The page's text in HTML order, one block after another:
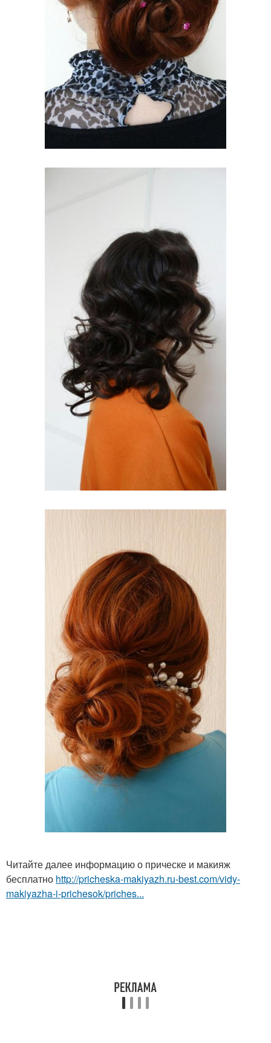
Читайте далее информацию о прическе и макияж
бесплатно http://pricheska-makiyazh.ru-best.com/vidy-
makiyazha-i-prichesok/priches...